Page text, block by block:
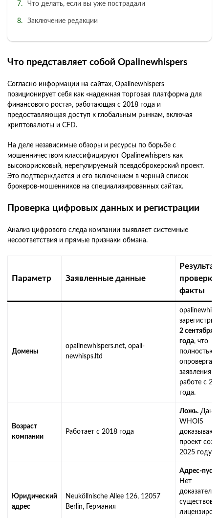
Что делать, если вы уже пострадали
Заключение редакции
Что представляет собой Opalinewhispers
Согласно информации на сайтах, Opalinewhispers
позиционирует себя как «надежная торговая платформа для
финансового роста», работающая с 2018 года и
предоставляющая доступ к глобальным рынкам, включая
криптовалюты и CFD.
На деле независимые обзоры и ресурсы по борьбе с
мошенничеством классифицируют Opalinewhispers как
высокорисковый, нерегулируемый псевдоброкерский проект.
Это подтверждается и его включением в черный список
брокеров-мошенников на специализированных сайтах.
Проверка цифровых данных и регистрации
Анализ цифрового следа компании выявляет системные
несоответствия и прямые признаки обмана.
Параметр Заявленные данные
проверки
факты
Домены
opalinewhispers.net, opali-
newhisps.ltd
2 сентября
года, что
полностью
опровергает
заявления о
работе с
года.
Возраст
компании
Работает с 2018 года
Ложь.
WHOIS
проект
2025 году.
Юридический
адрес
Neuköllnische Allee 126, 12057
Berlin, Германия
Адрес-
Нет